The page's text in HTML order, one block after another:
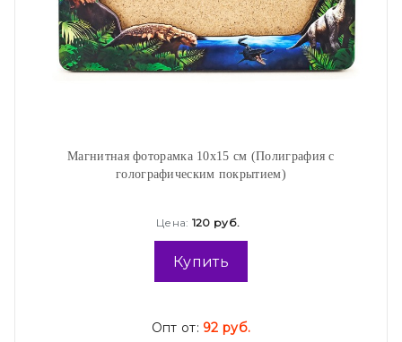
Магнитная фоторамка 10х15 см (Полиграфия с
голографическим покрытием)
Цена: 120 руб.
Купить
Опт от: 92 руб.